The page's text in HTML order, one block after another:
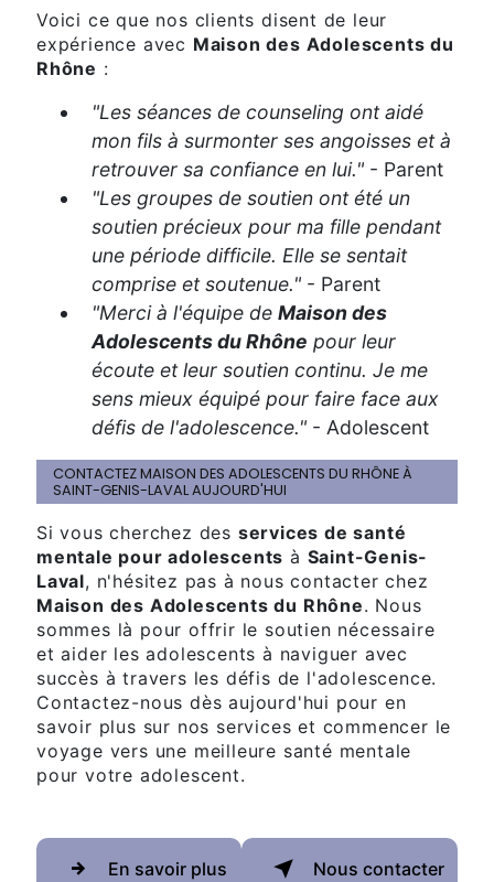
Voici ce que nos clients disent de leur
expérience avec Maison des Adolescents du
Rhône :
"Les séances de counseling ont aidé
mon fils à surmonter ses angoisses et à
retrouver sa confiance en lui." - Parent
"Les groupes de soutien ont été un
soutien précieux pour ma fille pendant
une période difficile. Elle se sentait
comprise et soutenue." - Parent
"Merci à l'équipe de Maison des
Adolescents du Rhône pour leur
écoute et leur soutien continu. Je me
sens mieux équipé pour faire face aux
défis de l'adolescence." - Adolescent
CONTACTEZ MAISON DES ADOLESCENTS DU RHÔNE À
SAINT-GENIS-LAVAL AUJOURD'HUI
Si vous cherchez des services de santé
mentale pour adolescents à Saint-Genis-
Laval, n'hésitez pas à nous contacter chez
Maison des Adolescents du Rhône. Nous
sommes là pour offrir le soutien nécessaire
et aider les adolescents à naviguer avec
succès à travers les défis de l'adolescence.
Contactez-nous dès aujourd'hui pour en
savoir plus sur nos services et commencer le
voyage vers une meilleure santé mentale
pour votre adolescent.
En savoir plus Nous contacter